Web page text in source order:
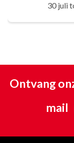
30 juli
Ontvang
mail